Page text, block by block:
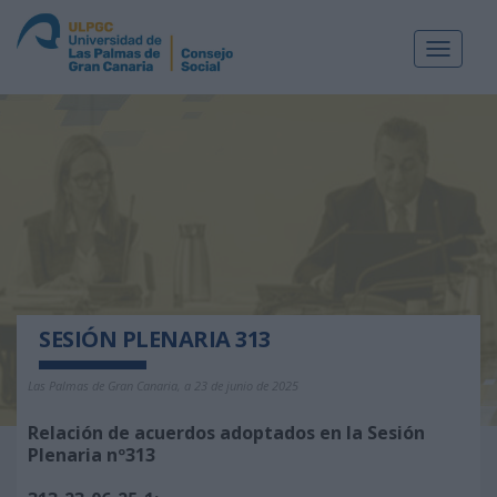
Toggle
SESIÓN PLENARIA 313
Las Palmas de Gran Canaria, a 23 de junio de 2025
Relación de acuerdos adoptados en la Sesión
Plenaria nº313